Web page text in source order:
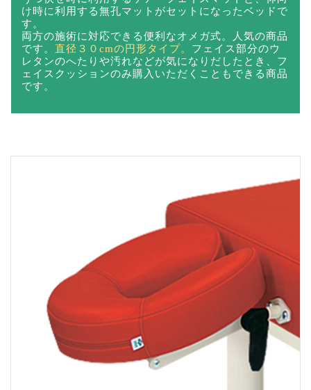
うつ伏せ時に利用するケアーフェイスマットと、仰向
け時に利用する無孔マットがセットになったベッドで
両方の施術に対応できる便利なオメガ式。人気の商品
直径３０cmの円形タイプ。
フェイス部分のウ
レタンのへたりや汚れなどが気になりだしたとき、フ
ェイスクッションのみ購入いただくこともできる商品